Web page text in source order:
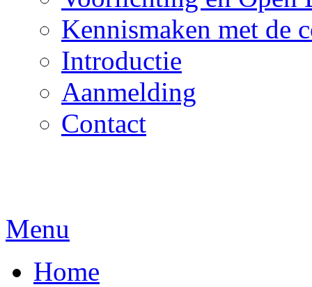
Kennismaken met de
Introductie
Aanmelding
Contact
Menu
Home